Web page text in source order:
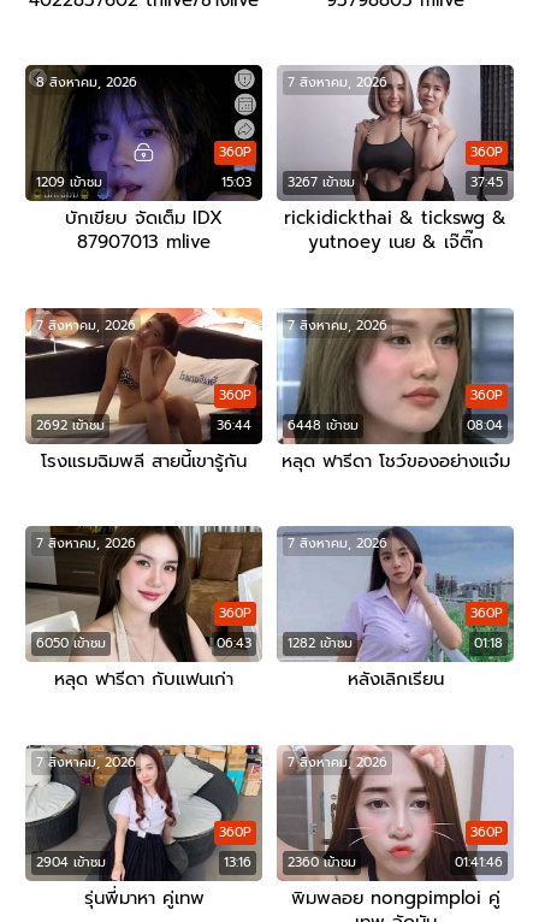
1209 เข้าชม 15:03
360P
8 สิงหาคม, 2026
บักเขียบ จัดเต็ม IDX
87907013 mlive
3267 เข้าชม 37:45
360P
7 สิงหาคม, 2026
rickidickthai & tickswg &
yutnoey เนย & เจ๊ติ๊ก
2692 เข้าชม 36:44
360P
7 สิงหาคม, 2026
โรงแรมฉิมพลี สายนี้เขารู้กัน
6448 เข้าชม 08:04
360P
7 สิงหาคม, 2026
หลุด ฟารีดา โชว์ของอย่างแจ๋ม
6050 เข้าชม 06:43
360P
7 สิงหาคม, 2026
หลุด ฟารีดา กับแฟนเก่า
1282 เข้าชม 01:18
360P
7 สิงหาคม, 2026
หลังเลิกเรียน
2904 เข้าชม 13:16
360P
7 สิงหาคม, 2026
รุ่นพี่มาหา คู่เทพ
2360 เข้าชม 01:41:46
360P
7 สิงหาคม, 2026
พิมพลอย nongpimploi คู่